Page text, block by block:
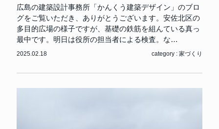
広島の建築設計事務所「かんくう建築デザイン」のブロ
グをご覧いただき、ありがとうございます。安佐北区の
多目的広場の様子ですが、基礎の鉄筋を組んている真っ
最中です。明日は役所の担当者による検査。な…
2025.02.18 category :家づくり